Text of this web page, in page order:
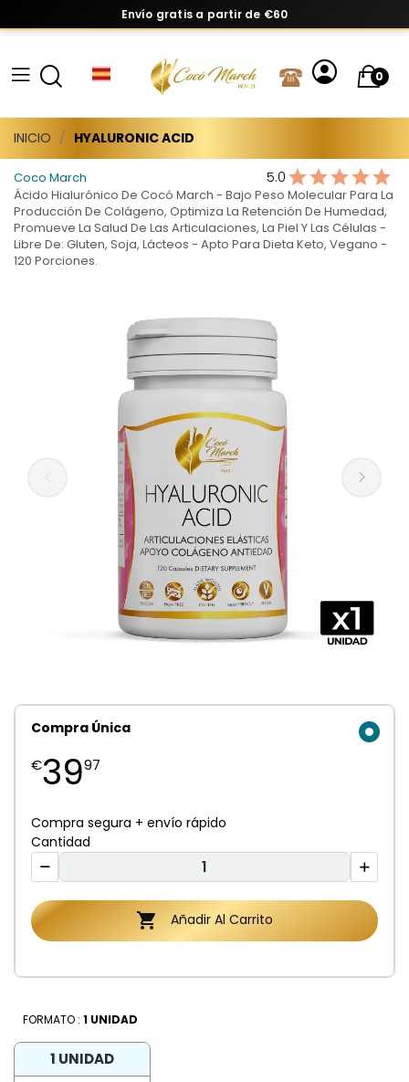
Envío gratis a partir de €60
0
INICIO HYALURONIC ACID
Coco March 5.0
Ácido Hialurónico De Cocó March - Bajo Peso Molecular Para La
Producción De Colágeno, Optimiza La Retención De Humedad,
Promueve La Salud De Las Articulaciones, La Piel Y Las Células -
Libre De: Gluten, Soja, Lácteos - Apto Para Dieta Keto, Vegano -
120 Porciones.
Compra Única
€3997
Compra segura + envío rápido
Cantidad
 Añadir Al Carrito
FORMATO : 1 UNIDAD
1 UNIDAD